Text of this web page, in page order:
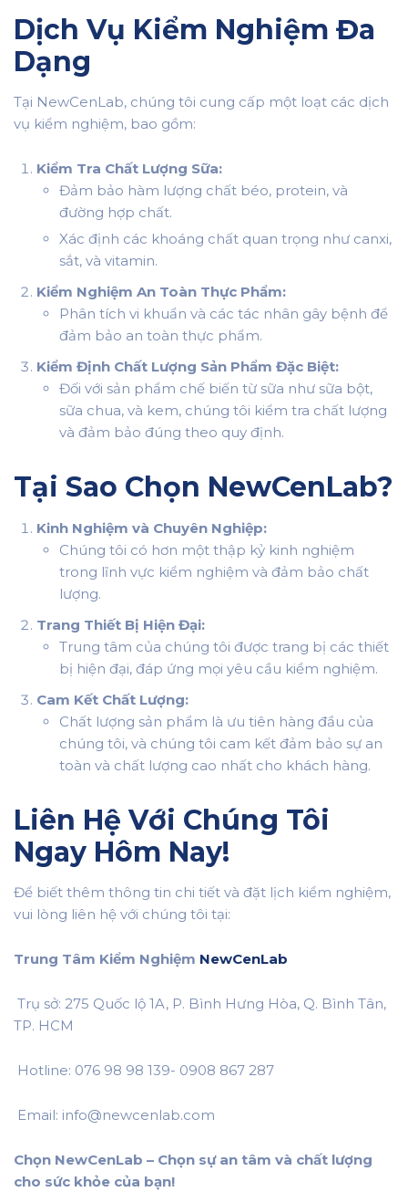
Dịch Vụ Kiểm Nghiệm Đa
Dạng
Tại NewCenLab, chúng tôi cung cấp một loạt các dịch
vụ kiểm nghiệm, bao gồm:
Kiểm Tra Chất Lượng Sữa:
Đảm bảo hàm lượng chất béo, protein, và
đường hợp chất.
Xác định các khoáng chất quan trọng như canxi,
sắt, và vitamin.
Kiểm Nghiệm An Toàn Thực Phẩm:
Phân tích vi khuẩn và các tác nhân gây bệnh để
đảm bảo an toàn thực phẩm.
Kiểm Định Chất Lượng Sản Phẩm Đặc Biệt:
Đối với sản phẩm chế biến từ sữa như sữa bột,
sữa chua, và kem, chúng tôi kiểm tra chất lượng
và đảm bảo đúng theo quy định.
Tại Sao Chọn NewCenLab?
Kinh Nghiệm và Chuyên Nghiệp:
Chúng tôi có hơn một thập kỷ kinh nghiệm
trong lĩnh vực kiểm nghiệm và đảm bảo chất
lượng.
Trang Thiết Bị Hiện Đại:
Trung tâm của chúng tôi được trang bị các thiết
bị hiện đại, đáp ứng mọi yêu cầu kiểm nghiệm.
Cam Kết Chất Lượng:
Chất lượng sản phẩm là ưu tiên hàng đầu của
chúng tôi, và chúng tôi cam kết đảm bảo sự an
toàn và chất lượng cao nhất cho khách hàng.
Liên Hệ Với Chúng Tôi
Ngay Hôm Nay!
Để biết thêm thông tin chi tiết và đặt lịch kiểm nghiệm,
vui lòng liên hệ với chúng tôi tại:
Trung Tâm Kiểm Nghiệm NewCenLab
Trụ sở: 275 Quốc lộ 1A, P. Bình Hưng Hòa, Q. Bình Tân,
TP. HCM
Hotline: 076 98 98 139- 0908 867 287
Email: info@newcenlab.com
Chọn NewCenLab – Chọn sự an tâm và chất lượng
cho sức khỏe của bạn!